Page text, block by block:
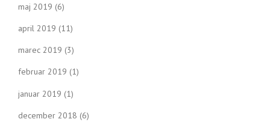
maj 2019 (6)
april 2019 (11)
marec 2019 (3)
februar 2019 (1)
januar 2019 (1)
december 2018 (6)